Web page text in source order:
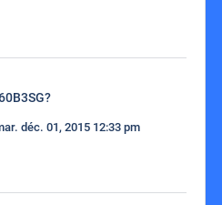
déc. 01, 2015 12:33 pm